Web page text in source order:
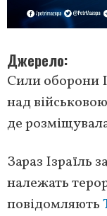
Джерело
Сили оборони
над
де
Зараз Ізраїль
належать
повідомляють